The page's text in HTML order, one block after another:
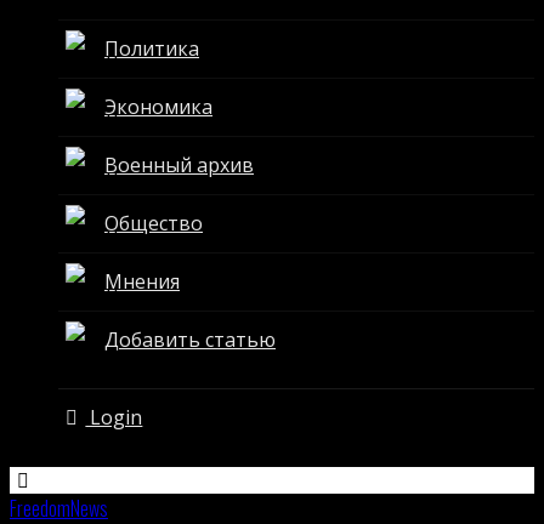
Политика
Экономика
Военный архив
Общество
Мнения
Добавить статью
Login
FreedomNews